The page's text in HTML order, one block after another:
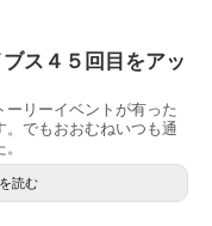
ス４５回目をアッ
リーイベントが有った
でもおおむねいつも通
読む